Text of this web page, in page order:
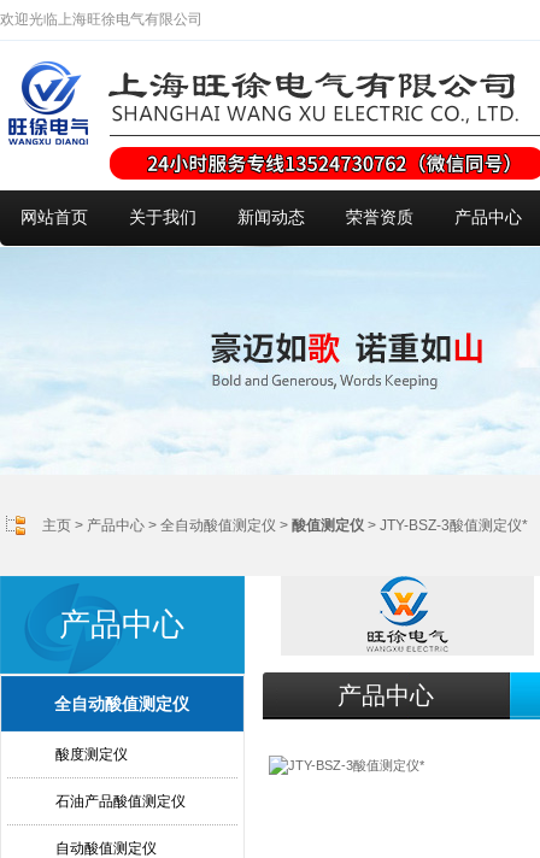
欢迎光临上海旺徐电气有限公司
网站首页 关于我们 新闻动态 荣誉资质 产品中心
主页 > 产品中心 > 全自动酸值测定仪 > 酸值测定仪 > JTY-BSZ-3酸值测定仪*
产品中心
全自动酸值测定仪
酸度测定仪
石油产品酸值测定仪
自动酸值测定仪
产品中心